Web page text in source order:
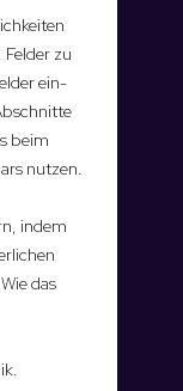
zu
ein-
beim
nutzen.
indem
das